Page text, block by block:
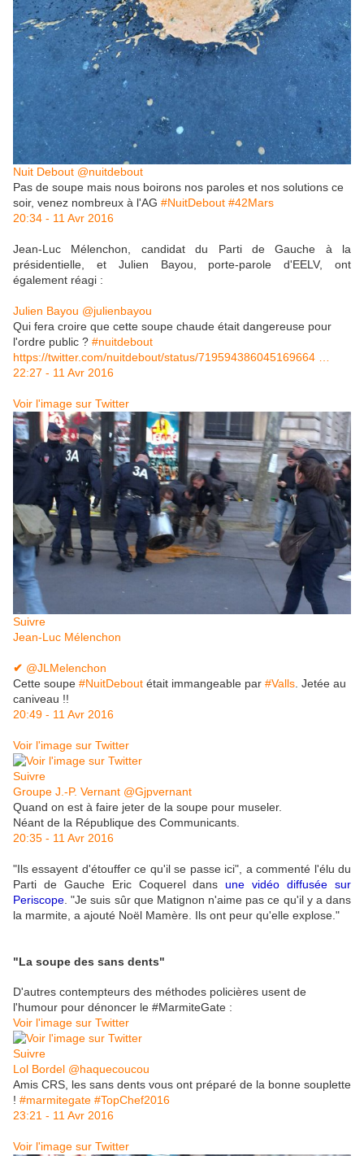
Nuit Debout ‎@nuitdebout
Pas de soupe mais nous boirons nos paroles et nos solutions ce
soir, venez nombreux à l'AG #NuitDebout #42Mars
20:34 - 11 Avr 2016
Jean-Luc Mélenchon, candidat du Parti de Gauche à la
présidentielle, et Julien Bayou, porte-parole d'EELV, ont
également réagi :
Julien Bayou ‎@julienbayou
Qui fera croire que cette soupe chaude était dangereuse pour
l'ordre public ? #nuitdebout
https://twitter.com/nuitdebout/status/719594386045169664 …
22:27 - 11 Avr 2016
Voir l'image sur Twitter
Suivre
Jean-Luc Mélenchon
✔ ‎@JLMelenchon
Cette soupe #NuitDebout était immangeable par #Valls. Jetée au
caniveau !!
20:49 - 11 Avr 2016
Voir l'image sur Twitter
Suivre
Groupe J.-P. Vernant ‎@Gjpvernant
Quand on est à faire jeter de la soupe pour museler.
Néant de la République des Communicants.
20:35 - 11 Avr 2016
"Ils essayent d'étouffer ce qu'il se passe ici", a commenté l'élu du
Parti de Gauche Eric Coquerel dansune vidéo diffusée sur
Periscope. "Je suis sûr que Matignon n'aime pas ce qu'il y a dans
la marmite, a ajouté Noël Mamère. Ils ont peur qu'elle explose."
"La soupe des sans dents"
D'autres contempteurs des méthodes policières usent de
l'humour pour dénoncer le #MarmiteGate :
Voir l'image sur Twitter
Suivre
Lol Bordel ‎@haquecoucou
Amis CRS, les sans dents vous ont préparé de la bonne souplette
! #marmitegate #TopChef2016
23:21 - 11 Avr 2016
Voir l'image sur Twitter